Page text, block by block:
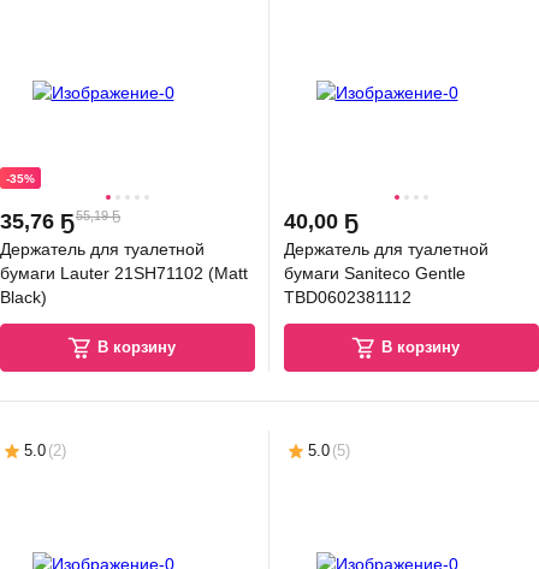
-35%
35,76 Ҕ55,19 Ҕ
Держатель для туалетной
бумаги Lauter 21SH71102 (Matt
Black)
В корзину
40,00 Ҕ
Держатель для туалетной
бумаги Saniteco Gentle
TBD0602381112
В корзину
5.0 (2) 5.0 (5)